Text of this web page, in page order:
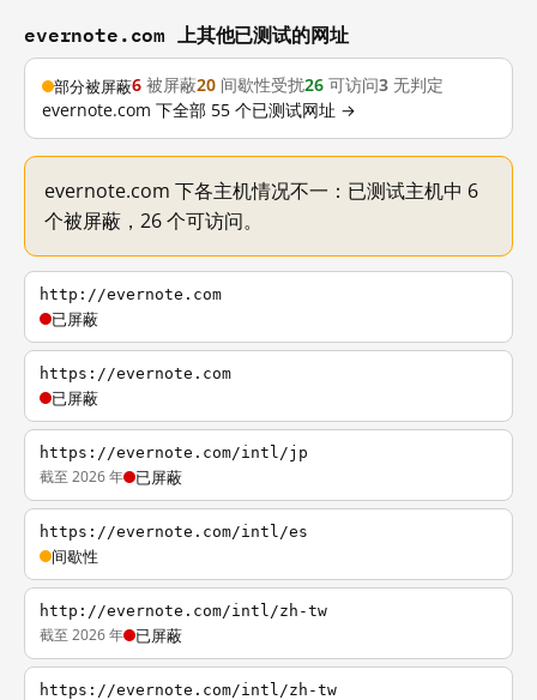
evernote.com 上其他已测试的网址
部分被屏蔽6 被屏蔽20 间歇性受扰26 可访问3 无判定
evernote.com 下全部 55 个已测试网址 →
evernote.com 下各主机情况不一：已测试主机中 6
个被屏蔽，26 个可访问。
http://evernote.com
已屏蔽
https://evernote.com
已屏蔽
https://evernote.com/intl/jp
截至 2026 年 已屏蔽
https://evernote.com/intl/es
间歇性
http://evernote.com/intl/zh-tw
截至 2026 年 已屏蔽
https://evernote.com/intl/zh-tw